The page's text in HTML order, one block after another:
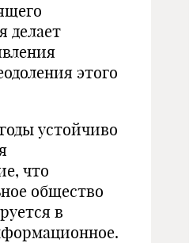
делает
этого
устойчиво
что
общество
в